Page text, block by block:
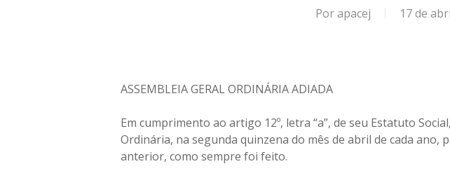
Porapacej 17 de
ASSEMBLEIA GERAL ORDINÁRIA ADIADA
Em cumprimento ao artigo 12º, letra “a”, de seu Estatuto
Ordinária, na segunda quinzena do mês de abril de cada ano,
anterior, como sempre foi feito.